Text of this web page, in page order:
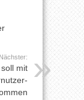
Nächster:
mit